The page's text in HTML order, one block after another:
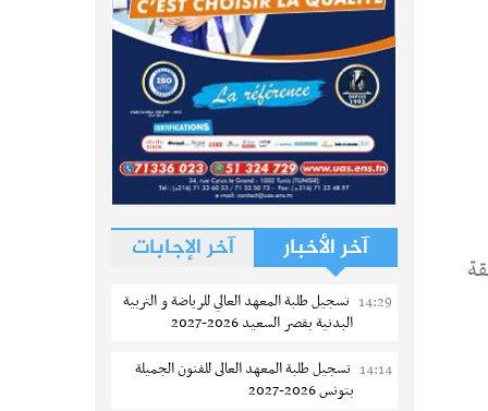
آخر الأخبار آخر الإجابات
14:29 تسجيل طلبة المعهد العالي للرياضة و التربية
البدنية بقصر السعيد 2026-2027
14:14 تسجيل طلبة المعهد العالى للفنون الجميلة
بتونس 2026-2027